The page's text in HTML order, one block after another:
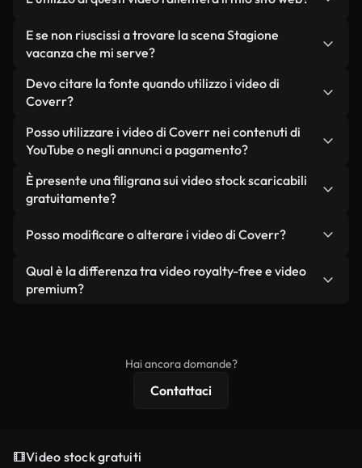
da filmati reali, girati da persone, relativi a
Stagione vacanza, e da video generati
dall'intelligenza artificiale. Ogni video è
stai utilizzando.
Non se scegli le nostre versioni ottimizzate.
Offriamo formati leggeri e pronti per il web,
mantengono alta la qualità, riducono al minimo i
tempi di caricamento e migliorano parametri
come LCP.
E se non riuscissi a trovare la scena Stagione
vacanza che mi serve?
Puoi crearne uno all'istante utilizzando Coverr AI
Studio. Ti basta descrivere la scena, ad esempio
genererà in pochi secondi un video personalizzato
in conformità con i nostri standard di licenza.
Devo citare la fonte quando utilizzo i video di
Coverr?
Non è richiesto alcun riconoscimento dell'autore.
Tutti i video presenti nella nostra libreria sono
senza citare il creatore, sebbene sia sempre
gradito.
Posso utilizzare i video di Coverr nei contenuti di
YouTube o negli annunci a pagamento?
Sì. Tutti i filmati di Coverr possono essere utilizzati
in video monetizzati su YouTube, promozioni sui
condizione che non si rivendano o ridistribuiscano
È presente una filigrana sui video stock scaricabili
gratuitamente?
reali o generati dall'intelligenza artificiale, include
filigrane. Avrai a disposizione filmati puliti e pronti
all'uso.
Posso modificare o alterare i video di Coverr?
Sì. Siete liberi di tagliare, ritagliare o remixare i
nostri video. Assicuratevi solo che il prodotto
Qual è la differenza tra video royalty-free e video
premium?
Hai ancora domande?
Contattaci
Video stock gratuiti